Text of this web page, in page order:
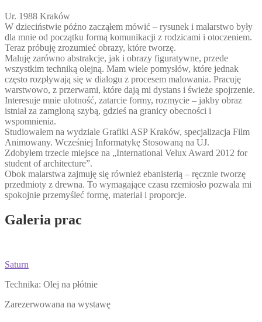
Ur. 1988 Kraków
W dzieciństwie późno zacząłem mówić – rysunek i malarstwo były
dla mnie od początku formą komunikacji z rodzicami i otoczeniem.
Teraz próbuję zrozumieć obrazy, które tworzę.
Maluję zarówno abstrakcje, jak i obrazy figuratywne, przede
wszystkim techniką olejną. Mam wiele pomysłów, które jednak
często rozpływają się w dialogu z procesem malowania. Pracuję
warstwowo, z przerwami, które dają mi dystans i świeże spojrzenie.
Interesuje mnie ulotność, zatarcie formy, rozmycie – jakby obraz
istniał za zamgloną szybą, gdzieś na granicy obecności i
wspomnienia.
Studiowałem na wydziale Grafiki ASP Kraków, specjalizacja Film
Animowany. Wcześniej Informatykę Stosowaną na UJ.
Zdobyłem trzecie miejsce na „International Velux Award 2012 for
student of architecture”.
Obok malarstwa zajmuję się również ebanisterią – ręcznie tworzę
przedmioty z drewna. To wymagające czasu rzemiosło pozwala mi
spokojnie przemyśleć formę, materiał i proporcje.
Galeria prac
Saturn
Technika: Olej na płótnie
Zarezerwowana na wystawę